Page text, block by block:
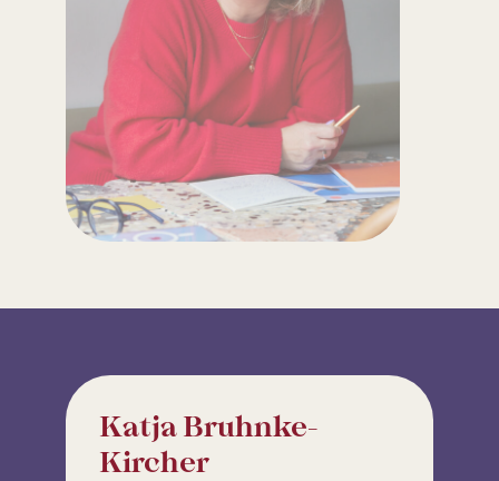
Katja Bruhnke-
Kircher